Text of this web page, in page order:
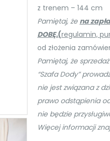
z trenem – 144 cm
Pamiętaj, że na
DOBĘ.(regulamin,
od złożenia
Pamiętaj, że
“Szafa Dody”
nie jest związana z
prawo odstąpienia
nie będzie
Więcej informacji